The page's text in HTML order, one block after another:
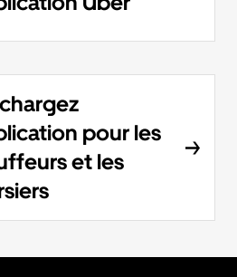
pour les
et les